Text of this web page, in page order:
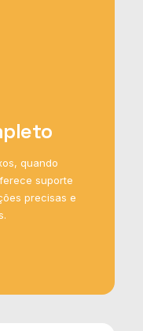
quando
suporte
precisas e